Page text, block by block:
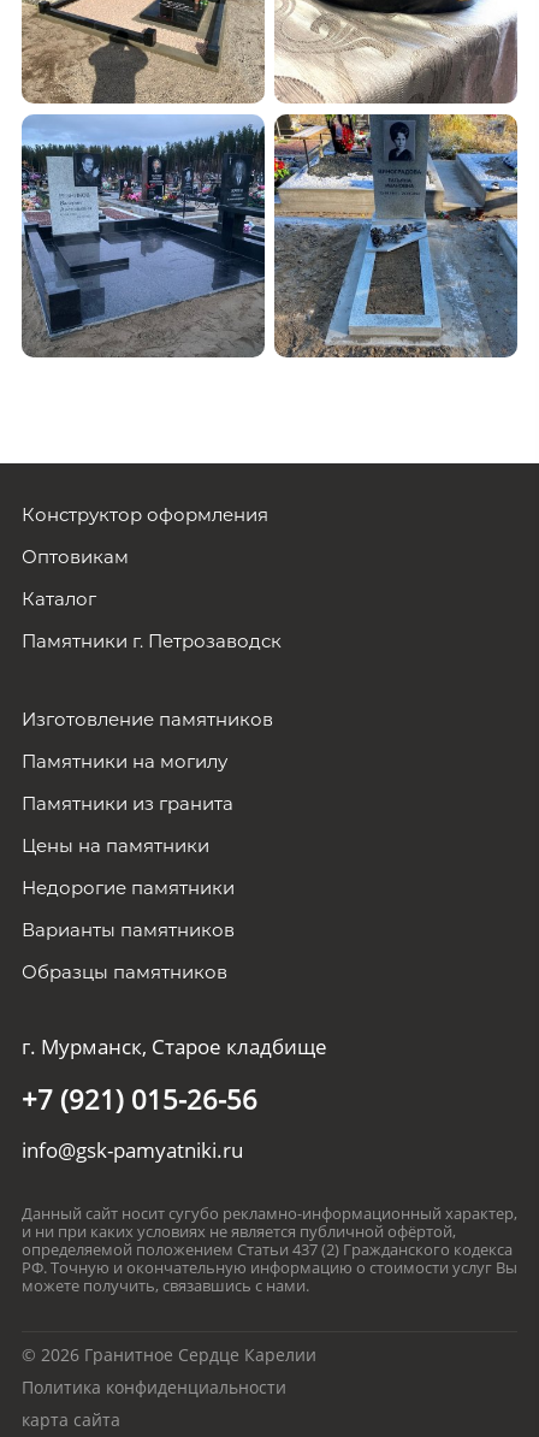
Конструктор оформления
Оптовикам
Каталог
Памятники г. Петрозаводск
Изготовление памятников
Памятники на могилу
Памятники из гранита
Цены на памятники
Недорогие памятники
Варианты памятников
Образцы памятников
г. Мурманск, Старое кладбище
+7 (921) 015-26-56
info@gsk-pamyatniki.ru
Данный сайт носит сугубо рекламно-информационный характер,
и ни при каких условиях не является публичной офёртой,
определяемой положением Статьи 437 (2) Гражданского кодекса
РФ. Точную и окончательную информацию о стоимости услуг Вы
можете получить, связавшись с нами.
© 2026 Гранитное Сердце Карелии
Политика конфиденциальности
карта сайта